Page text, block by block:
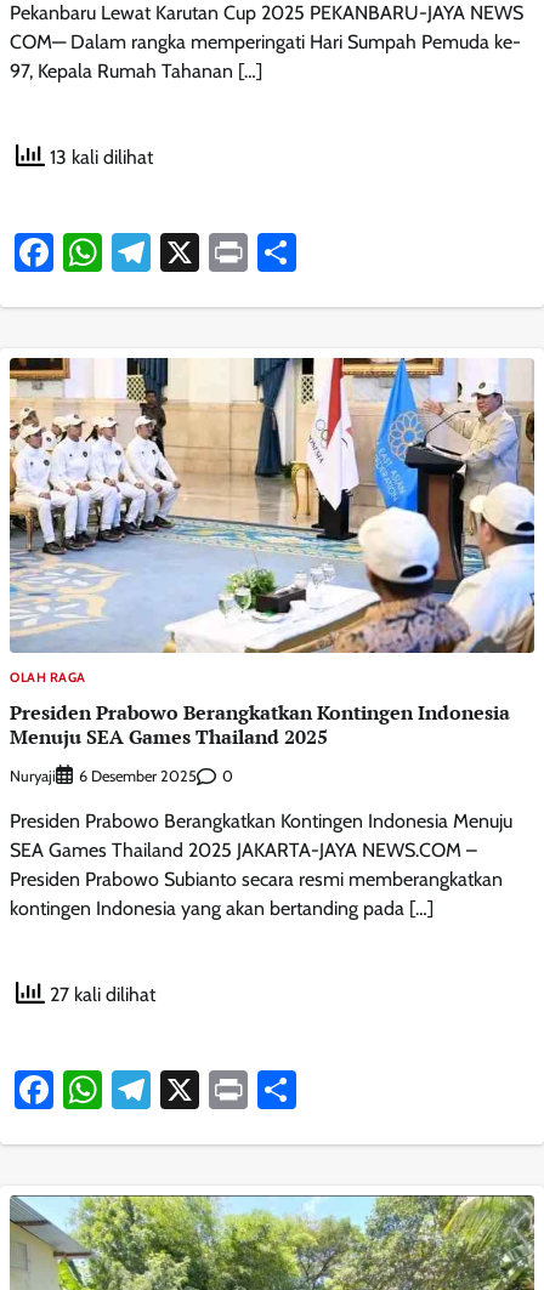
Pekanbaru Lewat Karutan Cup 2025 PEKANBARU-JAYA NEWS
COM— Dalam rangka memperingati Hari Sumpah Pemuda ke-
97, Kepala Rumah Tahanan […]
13 kali dilihat
Facebook
WhatsApp
Telegram
X Print
OLAH RAGA
Presiden Prabowo Berangkatkan Kontingen Indonesia
Menuju SEA Games Thailand 2025
Nuryaji 6 Desember 2025 0
Presiden Prabowo Berangkatkan Kontingen Indonesia Menuju
SEA Games Thailand 2025 JAKARTA-JAYA NEWS.COM –
Presiden Prabowo Subianto secara resmi memberangkatkan
kontingen Indonesia yang akan bertanding pada […]
27 kali dilihat
Facebook
WhatsApp
Telegram
X Print